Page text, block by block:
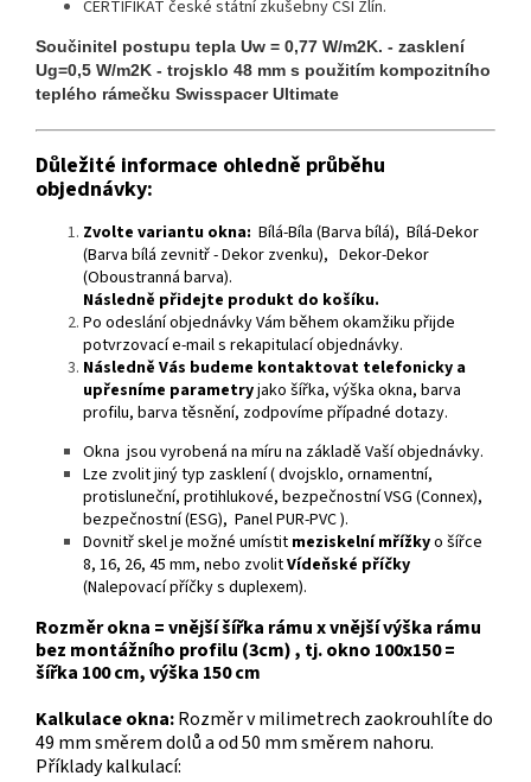
CERTIFIKÁT české státní zkušebny CSI Zlín.
Součinitel postupu tepla Uw = 0,77 W/m2K. - zasklení
Ug=0,5 W/m2K - trojsklo 48 mm s použitím kompozitního
teplého rámečku Swisspacer Ultimate
Důležité informace ohledně průběhu
objednávky:
Zvolte variantu okna: Bílá-Bíla (Barva bílá), Bílá-Dekor
(Barva bílá zevnitř - Dekor zvenku), Dekor-Dekor
(Oboustranná barva).
Následně přidejte produkt do košíku.
Po odeslání objednávky Vám během okamžiku přijde
potvrzovací e-mail s rekapitulací objednávky.
Následně Vás budeme kontaktovat telefonicky a
upřesníme parametryjako šířka, výška okna, barva
profilu, barva těsnění, zodpovíme případné dotazy.
Okna jsou vyrobená na míru na základě Vaší objednávky.
Lze zvolit jiný typ zasklení ( dvojsklo, ornamentní,
protisluneční, protihlukové, bezpečnostní VSG (Connex),
bezpečnostní (ESG), Panel PUR-PVC ).
Dovnitř skel je možné umístit meziskelní mřížkyo šířce
8, 16, 26, 45 mm, nebo zvolitVídeňské příčky
(Nalepovací příčky s duplexem).
Rozměr okna = vnější šířka rámu x vnější výška rámu
bez montážního profilu (3cm) , tj. okno 100x150 =
šířka 100 cm, výška 150 cm
Kalkulace okna:Rozměr v milimetrech zaokrouhlíte do
49 mm směrem dolů a od 50 mm směrem nahoru.
Příklady kalkulací: